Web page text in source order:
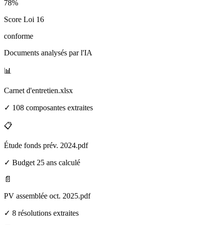
78%
Score Loi 16
conforme
Documents analysés par l'IA
📊
Carnet d'entretien.xlsx
✓ 108 composantes extraites
📋
Étude fonds prév. 2024.pdf
✓ Budget 25 ans calculé
📄
PV assemblée oct. 2025.pdf
✓ 8 résolutions extraites